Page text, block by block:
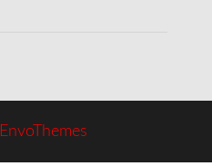
EnvoThemes